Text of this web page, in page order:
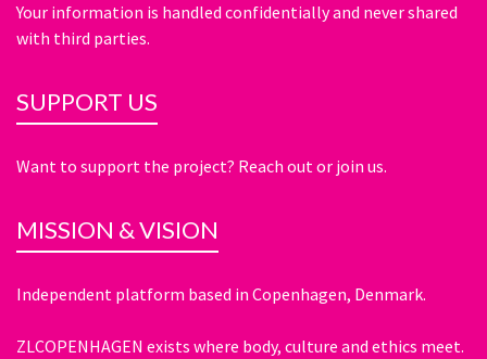
Your information is handled confidentially and never shared
with third parties.
SUPPORT US
Want to support the project? Reach out or join us.
MISSION & VISION
Independent platform based in Copenhagen, Denmark.
ZLCOPENHAGEN exists where body, culture and ethics meet.